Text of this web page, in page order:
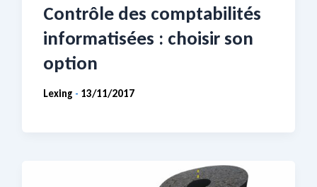
Contrôle des comptabilités
informatisées : choisir son
option
Lexing - 13/11/2017